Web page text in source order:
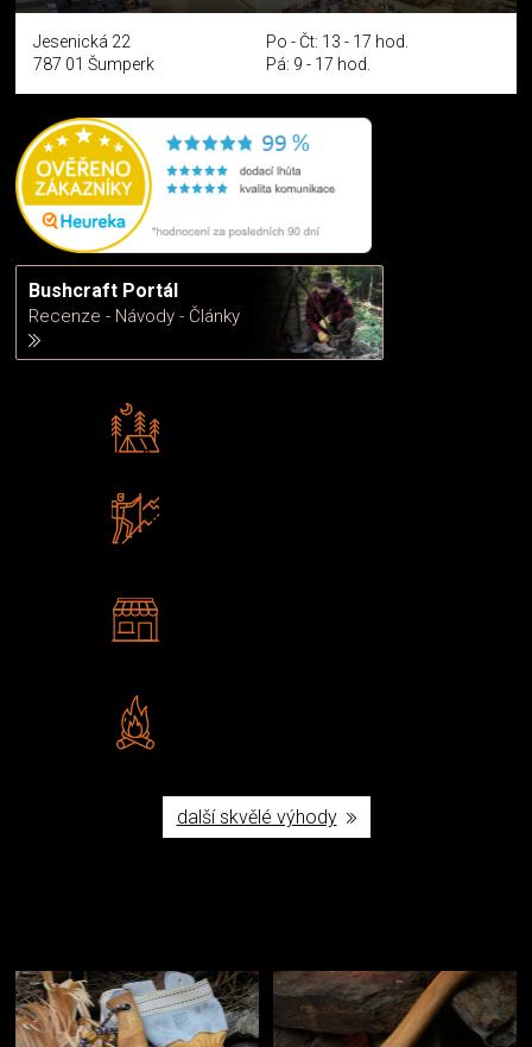
Jesenická 22
787 01 Šumperk
Po - Čt: 13 - 17 hod.
Pá: 9 - 17 hod.
Bushcraft Portál
Recenze - Návody - Články
další skvělé výhody